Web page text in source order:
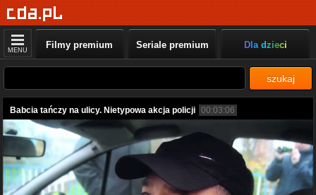
MENU Filmy premium Seriale premium Dla dzieci
szukaj
Babcia tańczy na ulicy. Nietypowa akcja policji 00:03:06